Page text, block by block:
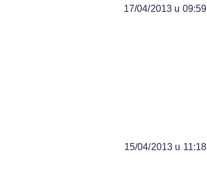
17/04/2013 u 09:59
15/04/2013 u 11:18